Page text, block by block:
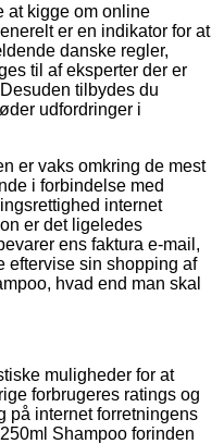
at kigge om online
er en indikator for at
danske regler,
til af eksperter der er
tilbydes du
udfordringer i
er vaks omkring de mest
i forbindelse med
internet
er det ligeledes
ens faktura e-mail,
eftervise sin shopping af
hvad end man skal
muligheder for at
forbrugeres ratings og
på internet forretningens
Shampoo forinden